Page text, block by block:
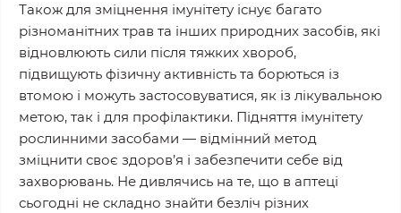
Також для зміцнення імунітету існує багато
різноманітних трав та інших природних засобів, які
відновлюють сили після тяжких хвороб,
підвищують фізичну активність та борються із
втомою і можуть застосовуватися, як із лікувальною
метою, так і для профілактики. Підняття імунітету
рослинними засобами — відмінний метод
зміцнити своє здоров’я і забезпечити себе від
захворювань. Не дивлячись на те, що в аптеці
сьогодні не складно знайти безліч різних